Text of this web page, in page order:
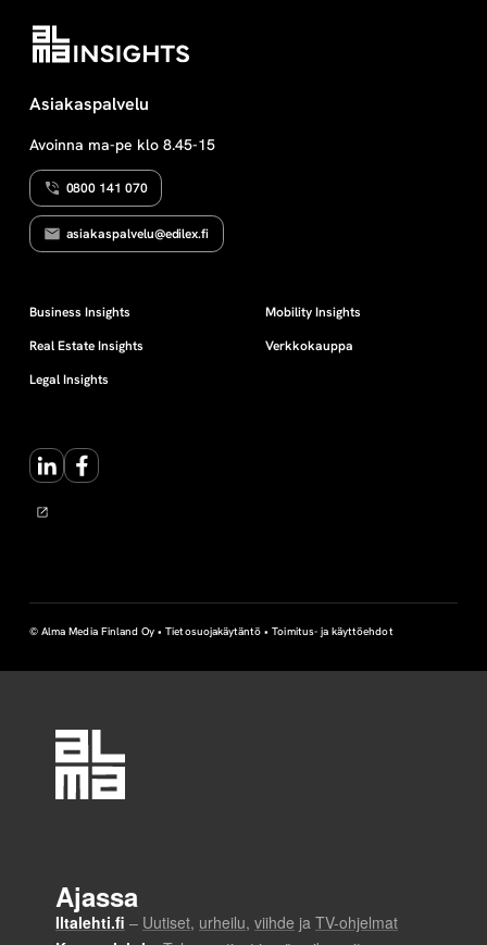
oikeuskäytäntöä. Näiden
tunteminen on välttämätön
osataan soveltaa työpaikalla
oikein.
Asiakaspalvelu
Avoinna ma-pe klo 8.45-15
0800 141 070
asiakaspalvelu@edilex.fi
Business Insights
Real Estate Insights
Legal Insights
Mobility Insights
Verkkokauppa
LinkedInFacebook
© Alma Media Finland Oy •Tietosuojakäytäntö •Toimitus- ja käyttöehdot